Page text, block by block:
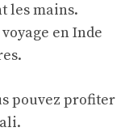
les mains.
en Inde
pouvez profiter